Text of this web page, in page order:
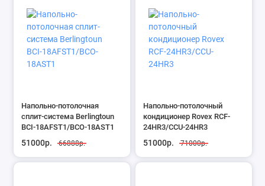
Напольно-потолочная
сплит-система Berlingtoun
BCI-18AFST1/BCO-18AST1
51000р. 66888р.
Напольно-потолочный
кондиционер Rovex RCF-
24HR3/CCU-24HR3
51000р. 71000р.